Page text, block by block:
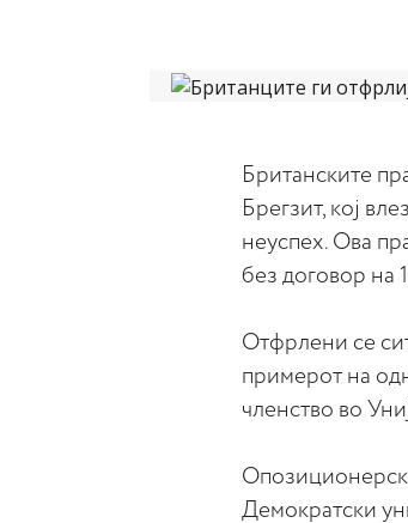
Британските
Брегзит, кој
неуспех. Ова
без договор на
Отфрлени се
примерот на
членство во
Демократски